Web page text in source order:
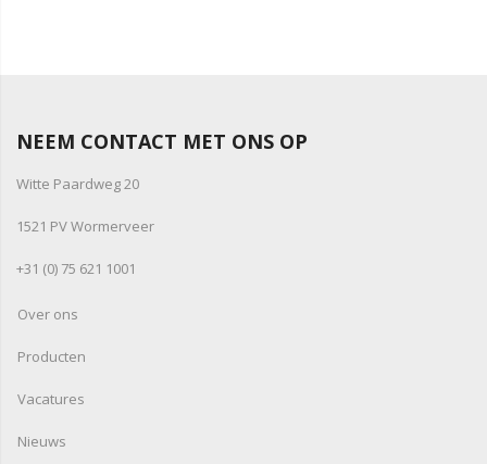
NEEM CONTACT MET ONS OP
Witte Paardweg 20
1521 PV Wormerveer
+31 (0) 75 621 1001
Over ons
Producten
Vacatures
Nieuws